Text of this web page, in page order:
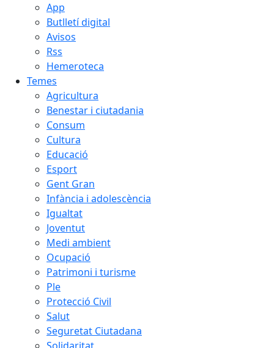
App
Butlletí digital
Avisos
Rss
Hemeroteca
Temes
Agricultura
Benestar i ciutadania
Consum
Cultura
Educació
Esport
Gent Gran
Infància i adolescència
Igualtat
Joventut
Medi ambient
Ocupació
Patrimoni i turisme
Ple
Protecció Civil
Salut
Seguretat Ciutadana